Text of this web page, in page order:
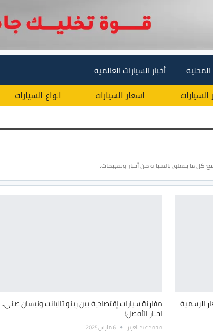
المحلية أخبار السيارات العالمية
السيارات اسعار السيارات انواع السيارات
كل ما يتعلق بالسيارة من أخبار وتقييمات.
الرسمية مقارنة سيارات إقتصادية بين رينو تاليانت ونيسان صني..
اختار الأفضل!
محمد عبد العزيز 6 مارس 2025